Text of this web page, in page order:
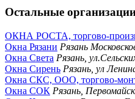
Остальные
ОКНА РОСТА, торгово-
Окна Рязани Рязань
Окна Света Рязань,
Окна Сирень Рязань, ул
Окна СКС, ООО, торгово-
Окна СОК Рязань,